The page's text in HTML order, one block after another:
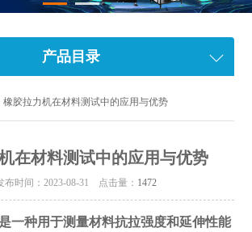
产品目录
橡胶拉力机在材料测试中的应用与优势
在材料测试中的应用与优势
时间：2023-08-31 点击量： 1472
一种用于测量材料抗拉强度和延伸性能